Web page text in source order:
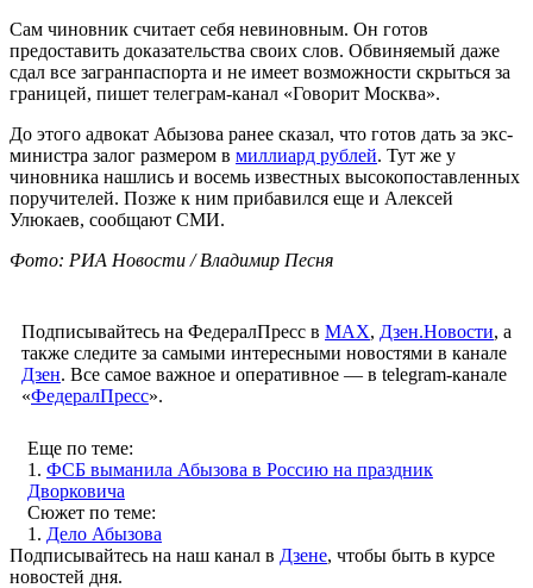
Сам чиновник считает себя невиновным. Он готов
предоставить доказательства своих слов. Обвиняемый даже
сдал все загранпаспорта и не имеет возможности скрыться за
границей, пишет телеграм-канал «Говорит Москва».
До этого адвокат Абызова ранее сказал, что готов дать за экс-
министра залог размером в миллиард рублей. Тут же у
чиновника нашлись и восемь известных высокопоставленных
поручителей. Позже к ним прибавился еще и Алексей
Улюкаев, сообщают СМИ.
Фото: РИА Новости / Владимир Песня
Подписывайтесь на ФедералПресс в МАХ, Дзен.Новости, а
также следите за самыми интересными новостями в канале
Дзен. Все самое важное и оперативное — в telegram-канале
«ФедералПресс».
Еще по теме:
1. ФСБ выманила Абызова в Россию на праздник
Дворковича
Сюжет по теме:
1. Дело Абызова
Подписывайтесь на наш канал в Дзене, чтобы быть в курсе
новостей дня.